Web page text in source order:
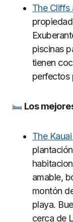
The Cliffs
piscinas
tienen
perfectos
Los
The
amable,
montón
playa.
cerca de